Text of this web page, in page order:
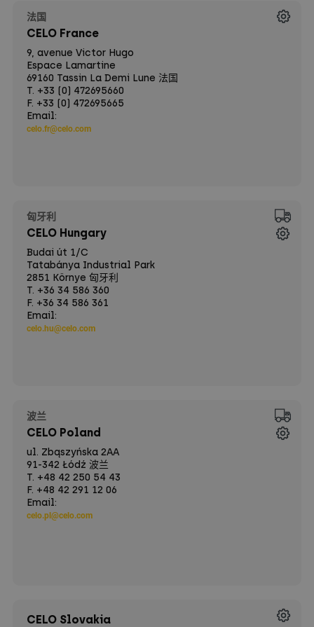
法国
CELO France
9, avenue Victor Hugo
Espace Lamartine
69160 Tassin La Demi Lune 法国
T. +33 (0) 472695660
F. +33 (0) 472695665
Email:
celo.fr@celo.com
匈牙利
CELO Hungary
Budai út 1/C
Tatabánya Industrial Park
2851 Környe 匈牙利
T. +36 34 586 360
F. +36 34 586 361
Email:
celo.hu@celo.com
波兰
CELO Poland
ul. Zbąszyńska 2AA
91-342 Łódź 波兰
T. +48 42 250 54 43
F. +48 42 291 12 06
Email:
celo.pl@celo.com
CELO Slovakia